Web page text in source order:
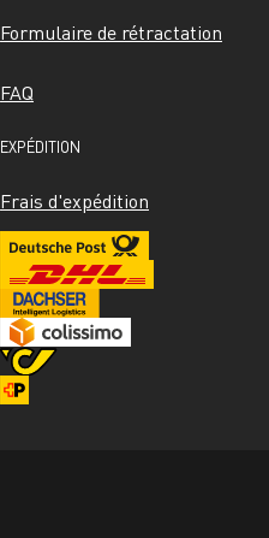
Formulaire de rétractation
FAQ
EXPÉDITION
Frais d'expédition